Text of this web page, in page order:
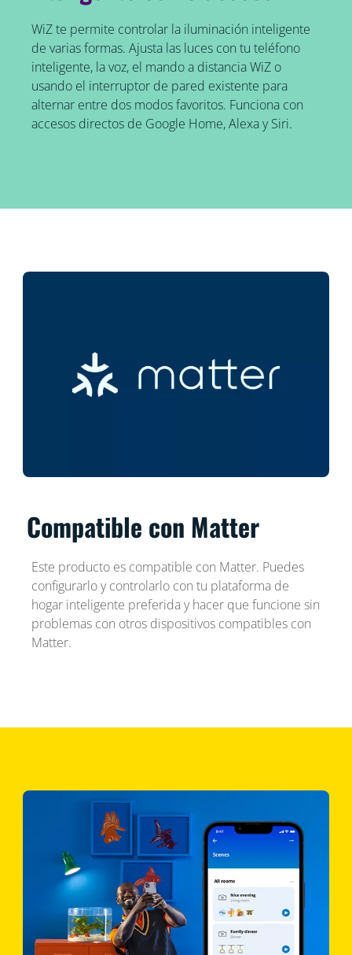
WiZ te permite controlar la iluminación inteligente
de varias formas. Ajusta las luces con tu teléfono
inteligente, la voz, el mando a distancia WiZ o
usando el interruptor de pared existente para
alternar entre dos modos favoritos. Funciona con
accesos directos de Google Home, Alexa y Siri.
Compatible con Matter
Este producto es compatible con Matter. Puedes
configurarlo y controlarlo con tu plataforma de
hogar inteligente preferida y hacer que funcione sin
problemas con otros dispositivos compatibles con
Matter.